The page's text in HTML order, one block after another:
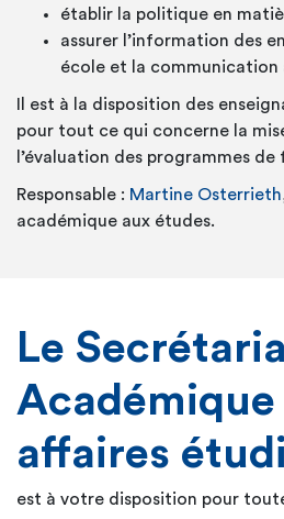
établir la politique en
assurer l’information des
école et la communication
Il est à la disposition des
pour tout ce qui concerne la
l’évaluation des programmes
Responsable : Martine Osterrieth
académique aux études.
Le
Académique
affaires
est à votre disposition pour